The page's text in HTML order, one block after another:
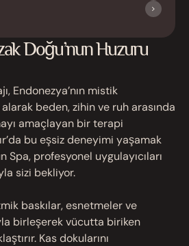
Doğu’nun Huzuru
Endonezya’nın mistik
beden, zihin ve ruh arasında
amaçlayan bir terapi
bu eşsiz deneyimi yaşamak
profesyonel uygulayıcıları
sizi bekliyor.
baskılar, esnetmeler ve
birleşerek vücutta biriken
Kas dokularını